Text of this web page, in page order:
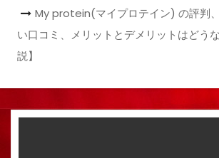
My protein(マイプロテイン) の評判
い口コミ、メリットとデメリットはどう
説】